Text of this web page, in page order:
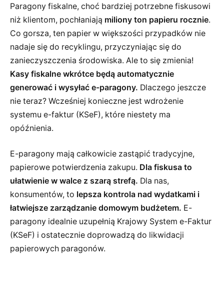
Paragony fiskalne, choć bardziej potrzebne fiskusowi
niż klientom, pochłaniają miliony ton papieru rocznie.
Co gorsza, ten papier w większości przypadków nie
nadaje się do recyklingu, przyczyniając się do
zanieczyszczenia środowiska. Ale to się zmienia!
Kasy fiskalne wkrótce będą automatycznie
generować i wysyłać e-paragony. Dlaczego jeszcze
nie teraz? Wcześniej konieczne jest wdrożenie
systemu e-faktur (KSeF), które niestety ma
opóźnienia.
E-paragony mają całkowicie zastąpić tradycyjne,
papierowe potwierdzenia zakupu. Dla fiskusa to
ułatwienie w walce z szarą strefą. Dla nas,
konsumentów, to lepsza kontrola nad wydatkami i
łatwiejsze zarządzanie domowym budżetem. E-
paragony idealnie uzupełnią Krajowy System e-Faktur
(KSeF) i ostatecznie doprowadzą do likwidacji
papierowych paragonów.